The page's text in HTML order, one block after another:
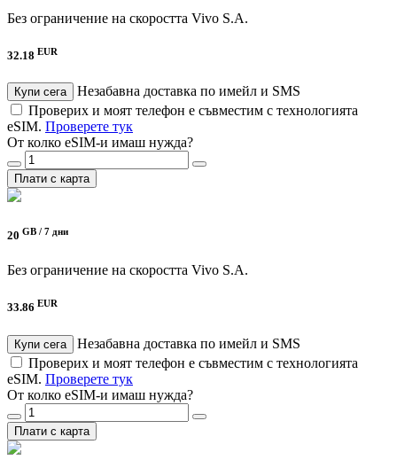
Без ограничение на скоростта Vivo S.A.
32.18 EUR
Купи сега
Незабавна доставка по имейл и SMS
Проверих и моят телефон е съвместим с технологията
eSIM. Проверете тук
От колко eSIM-и имаш нужда?
Плати с карта
20 GB / 7 дни
Без ограничение на скоростта Vivo S.A.
33.86 EUR
Купи сега
Незабавна доставка по имейл и SMS
Проверих и моят телефон е съвместим с технологията
eSIM. Проверете тук
От колко eSIM-и имаш нужда?
Плати с карта